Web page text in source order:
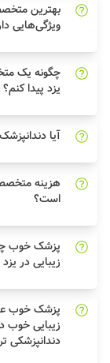
بهترین
ویژگی‌هایی
چگونه یک
یزد پیدا کنم؟
آیا
هزینه
است؟
پزشک خوب
زیبایی در یزد
پزشک خوب
زیبایی خوب
دندانپزشکی